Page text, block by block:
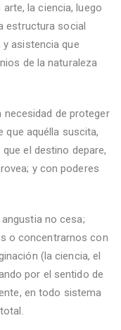
la ciencia, luego
estructura social
asistencia que
de la naturaleza
necesidad de proteger
que aquélla suscita,
el destino depare,
y con poderes
no cesa;
o concentrarnos con
(la ciencia, el
por el sentido de
en todo sistema